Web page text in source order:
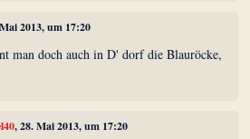
2013, um 17:20
man doch auch in D' dorf die Blauröcke,
, 28. Mai 2013, um 17:20